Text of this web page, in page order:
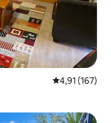
Gemiddelde
4,91 (167)